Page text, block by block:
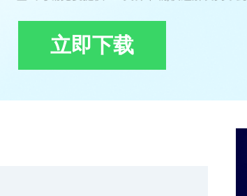
立即下载